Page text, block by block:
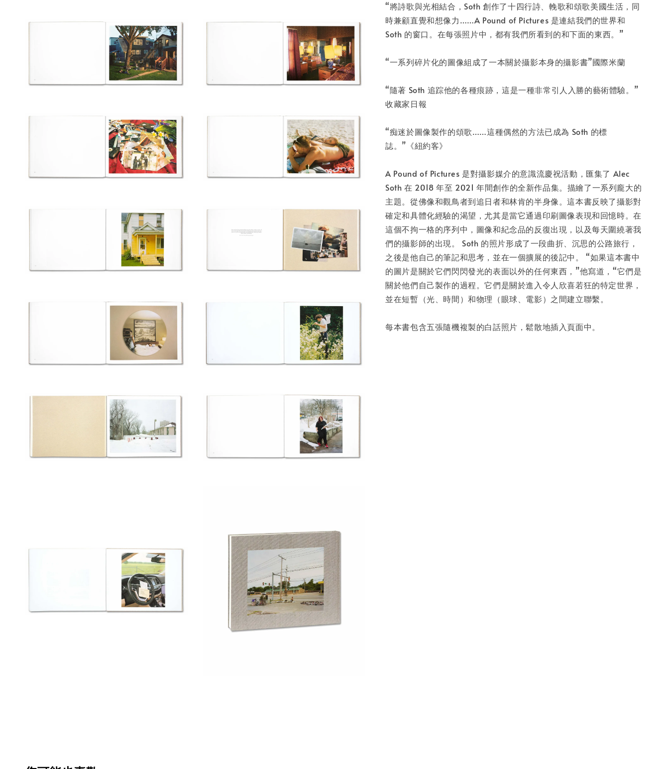
“將詩歌與光相結合，Soth 創作了十四行詩、輓歌和頌歌美國生活，同
時兼顧直覺和想像力……A Pound of Pictures 是連結我們的世界和
Soth 的窗口。在每張照片中，都有我們所看到的和下面的東西。”
“一系列碎片化的圖像組成了一本關於攝影本身的攝影書”國際米蘭
“隨著 Soth 追踪他的各種痕跡，這是一種非常引人入勝的藝術體驗。”
收藏家日報
“痴迷於圖像製作的頌歌……這種偶然的方法已成為 Soth 的標
誌。”《紐約客》
A Pound of Pictures 是對攝影媒介的意識流慶祝活動，匯集了 Alec
Soth 在 2018 年至 2021 年間創作的全新作品集。描繪了一系列龐大的
主題。從佛像和觀鳥者到追日者和林肯的半身像。這本書反映了攝影對
確定和具體化經驗的渴望，尤其是當它通過印刷圖像表現和回憶時。在
這個不拘一格的序列中，圖像和紀念品的反復出現，以及每天圍繞著我
們的攝影師的出現。 Soth 的照片形成了一段曲折、沉思的公路旅行，
之後是他自己的筆記和思考，並在一個擴展的後記中。 “如果這本書中
的圖片是關於它們閃閃發光的表面以外的任何東西，”他寫道，“它們是
關於他們自己製作的過程。它們是關於進入令人欣喜若狂的特定世界，
並在短暫（光、時間）和物理（眼球、電影）之間建立聯繫。
每本書包含五張隨機複製的白話照片，鬆散地插入頁面中。